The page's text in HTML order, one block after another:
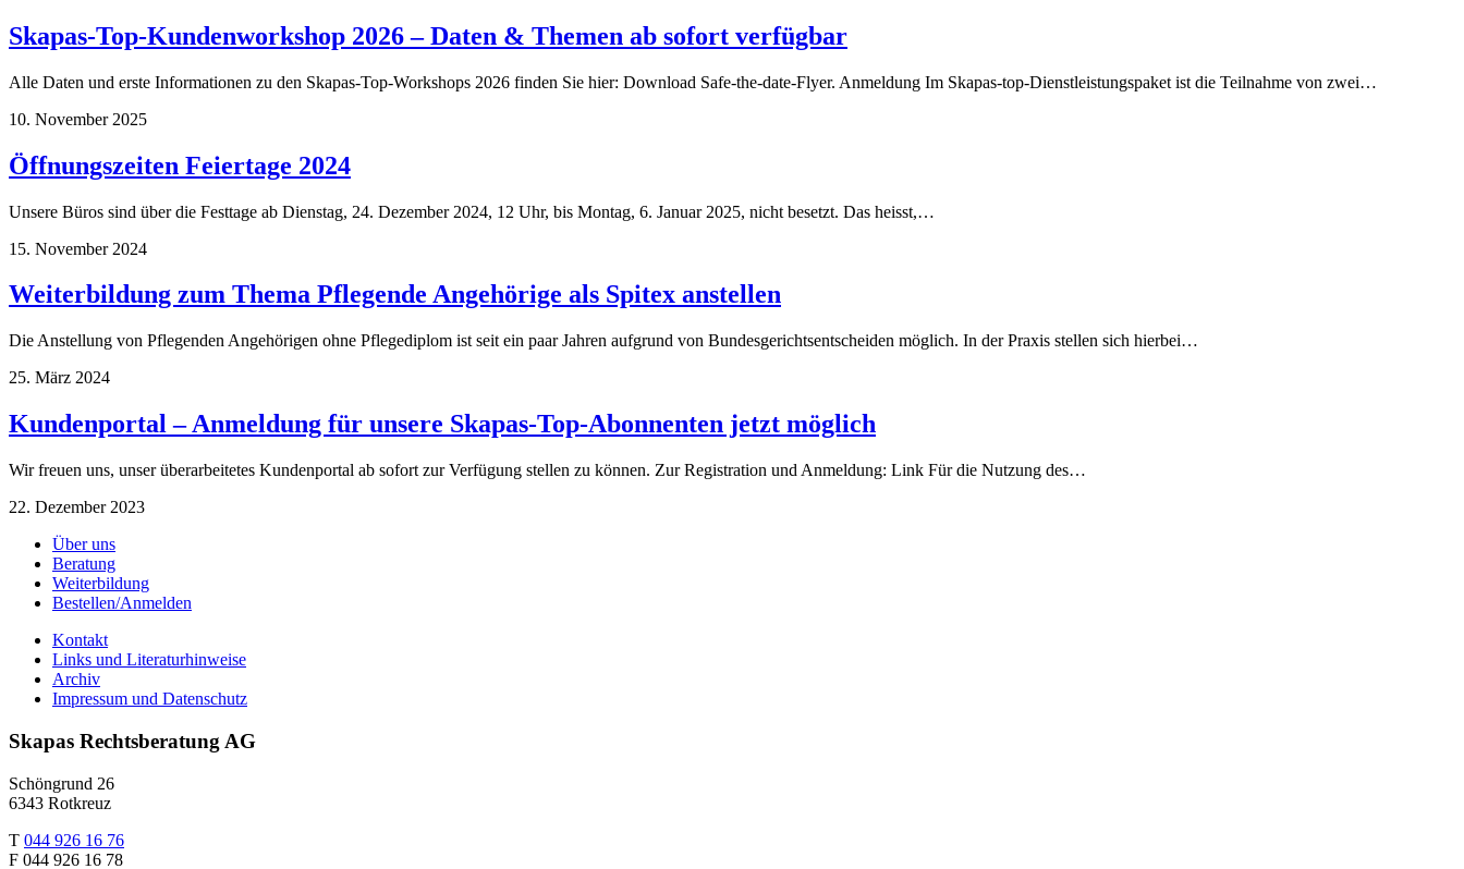
Skapas-Top-Kundenworkshop 2026 – Daten & Themen ab sofort verfügbar
Alle Daten und erste Informationen zu den Skapas-Top-Workshops 2026 finden Sie hier: Download Safe-the-date-Flyer. Anmeldung Im Skapas-top-Dienstleistungspaket ist die Teilnahme von zwei…
10. November 2025
Öffnungszeiten Feiertage 2024
Unsere Büros sind über die Festtage ab Dienstag, 24. Dezember 2024, 12 Uhr, bis Montag, 6. Januar 2025, nicht besetzt. Das heisst,…
15. November 2024
Weiterbildung zum Thema Pflegende Angehörige als Spitex anstellen
Die Anstellung von Pflegenden Angehörigen ohne Pflegediplom ist seit ein paar Jahren aufgrund von Bundesgerichtsentscheiden möglich. In der Praxis stellen sich hierbei…
25. März 2024
Kundenportal – Anmeldung für unsere Skapas-Top-Abonnenten jetzt möglich
Wir freuen uns, unser überarbeitetes Kundenportal ab sofort zur Verfügung stellen zu können. Zur Registration und Anmeldung: Link Für die Nutzung des…
22. Dezember 2023
FooterÜber uns
Beratung
Weiterbildung
Bestellen/Anmelden
Kontakt
Links und Literaturhinweise
Archiv
Impressum und Datenschutz
Skapas Rechtsberatung AG
Schöngrund 26
6343 Rotkreuz
T 044 926 16 76
F 044 926 16 78